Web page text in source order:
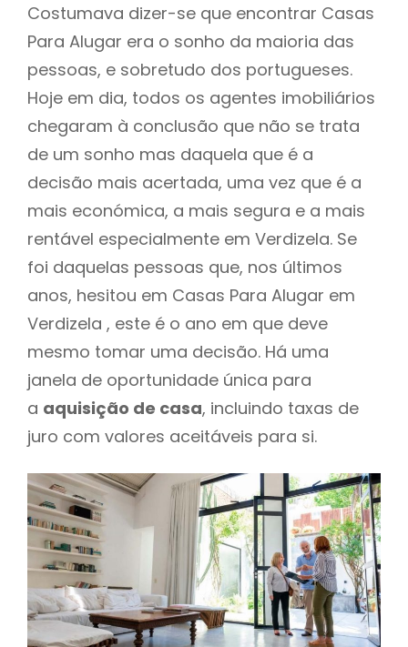
Costumava dizer-se que encontrar Casas
Para Alugar era o sonho da maioria das
pessoas, e sobretudo dos portugueses.
Hoje em dia, todos os agentes imobiliários
chegaram à conclusão que não se trata
de um sonho mas daquela que é a
decisão mais acertada, uma vez que é a
mais económica, a mais segura e a mais
rentável especialmente em Verdizela. Se
foi daquelas pessoas que, nos últimos
anos, hesitou em Casas Para Alugar em
Verdizela , este é o ano em que deve
mesmo tomar uma decisão. Há uma
janela de oportunidade única para
a aquisição de casa, incluindo taxas de
juro com valores aceitáveis para si.